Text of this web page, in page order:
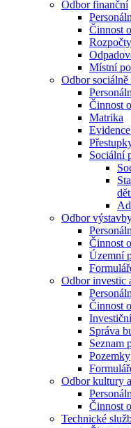
Odbor finanční
Činnost
Rozpočty
Místní
Odbor sociálně
Činnost
Matrika
Sociální
Odbor
Činnost
Územní
Odbor investic
Činnost
Správa
Seznam
Pozemky
Odbor kultury
Činnost
Technické